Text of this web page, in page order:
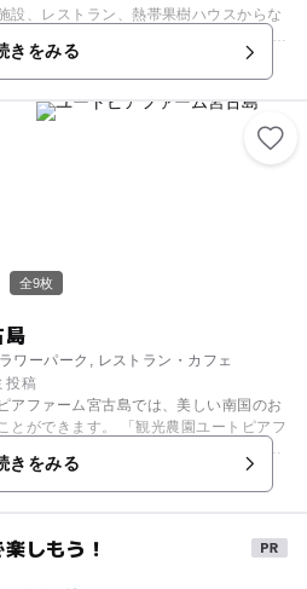
設、レストラン、熱帯果樹ハウスからな
り、疲労回復、冷え症等の症状の緩和が
い丘にある露天風呂からは緑豊かな町の
開聞岳、青く美しい錦江湾が望めます。
さは類を見ないほどです。 熱帯果樹ハウ
草花や、たわわに実ったバナナなど南国
きます。 展望レストラン「ながめ亭」か
す。 メニューは錦江町特産「ヒラマサ」
きをみる
全9枚
島
ワーパーク, レストラン・カフェ
投稿
アファーム宮古島では、美しい南国のお
観光農園ユートピアフ
、マンゴーやパイナップルなどのトロピ
熱帯花木が間近で見て楽しめます。 主
ブーゲンビレア」の花園は、鮮やかな白
色とりどりの元気なお花に圧倒されま
南国果実は「皆様に感動してもらえる果
りの土づくりや栽培方法で育てていま
きをみる
しもう！